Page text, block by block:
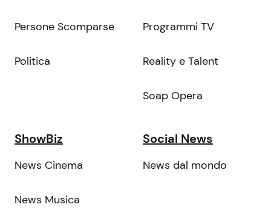
Persone Scomparse
Politica
Programmi TV
Reality e Talent
Soap Opera
ShowBiz
News Cinema
News Musica
Social News
News dal mondo